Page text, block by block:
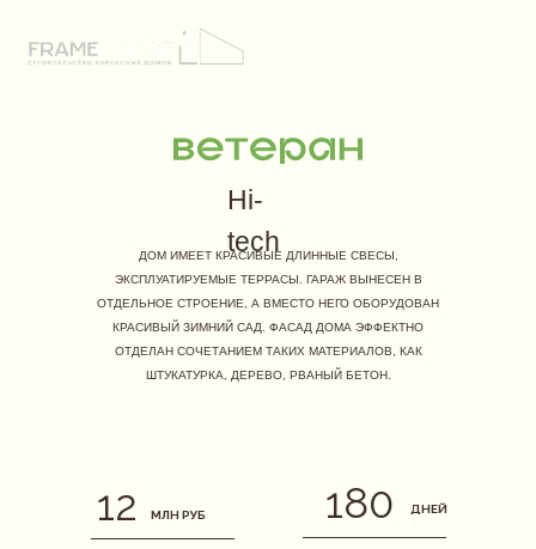
180
МЛН РУБ ДНЕЙ
Hi-
tech
12
ДОМ ИМЕЕТ КРАСИВЫЕ ДЛИННЫЕ СВЕСЫ,
ЭКСПЛУАТИРУЕМЫЕ ТЕРРАСЫ. ГАРАЖ ВЫНЕСЕН В
ОТДЕЛЬНОЕ СТРОЕНИЕ, А ВМЕСТО НЕГО ОБОРУДОВАН
КРАСИВЫЙ ЗИМНИЙ САД. ФАСАД ДОМА ЭФФЕКТНО
ОТДЕЛАН СОЧЕТАНИЕМ ТАКИХ МАТЕРИАЛОВ, КАК
ШТУКАТУРКА, ДЕРЕВО, РВАНЫЙ БЕТОН.